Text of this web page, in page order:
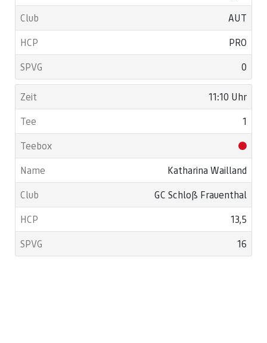
AUT
PRO
0
11:10 Uhr
1
Katharina Wailland
GC Schloß Frauenthal
13,5
16